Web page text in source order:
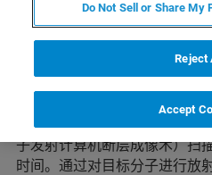
效剂量，可帮助制药厂商选择
而在进行首次人体试验前或在
子发射计算机断层成像术）扫
时间。通过对目标分子进行放
Do Not Sell or Share My
Reject
Accept